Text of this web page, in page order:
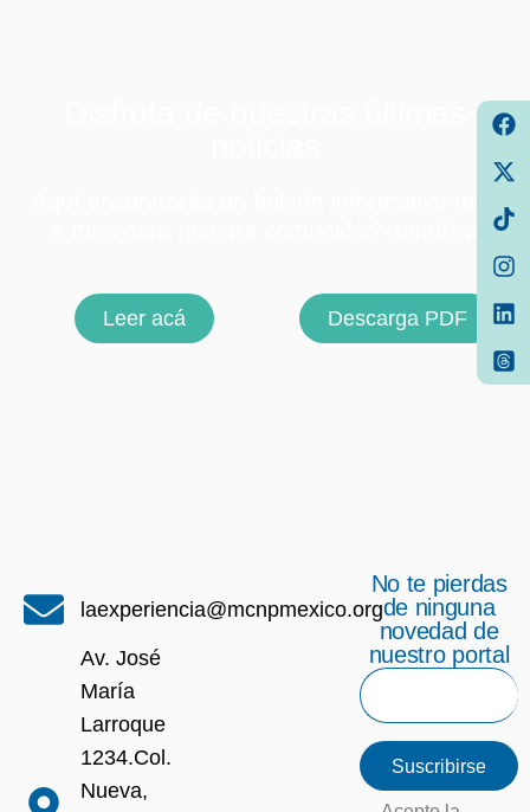
Leer acá Descarga PDF
laexperiencia@mcnpmexico.org
Av. José
María
Larroque
1234.Col.
Nueva,
No te pierdas
de ninguna
novedad de
nuestro portal
Suscribirse